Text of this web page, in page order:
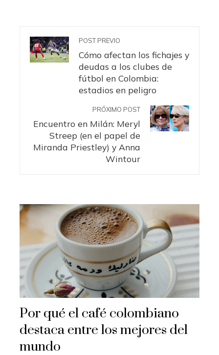
POST PREVIO
Cómo afectan los fichajes y
deudas a los clubes de
fútbol en Colombia:
estadios en peligro
PRÓXIMO POST
Encuentro en Milán: Meryl
Streep (en el papel de
Miranda Priestley) y Anna
Wintour
Por qué el café colombiano
destaca entre los mejores del
mundo